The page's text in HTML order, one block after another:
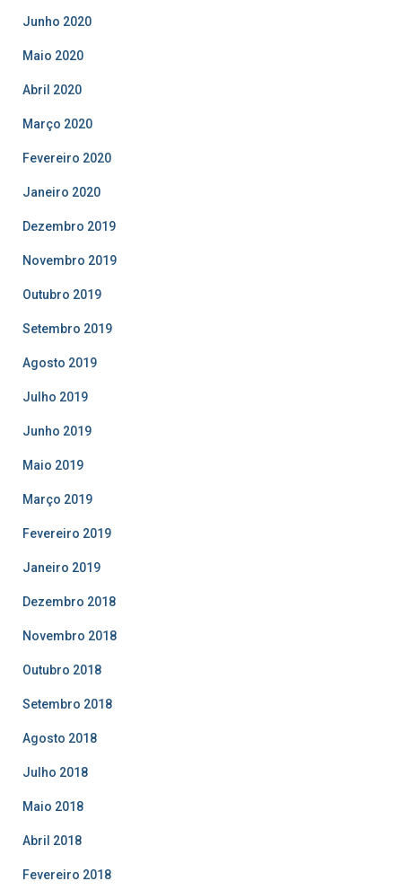
Junho 2020
Maio 2020
Abril 2020
Março 2020
Fevereiro 2020
Janeiro 2020
Dezembro 2019
Novembro 2019
Outubro 2019
Setembro 2019
Agosto 2019
Julho 2019
Junho 2019
Maio 2019
Março 2019
Fevereiro 2019
Janeiro 2019
Dezembro 2018
Novembro 2018
Outubro 2018
Setembro 2018
Agosto 2018
Julho 2018
Maio 2018
Abril 2018
Fevereiro 2018